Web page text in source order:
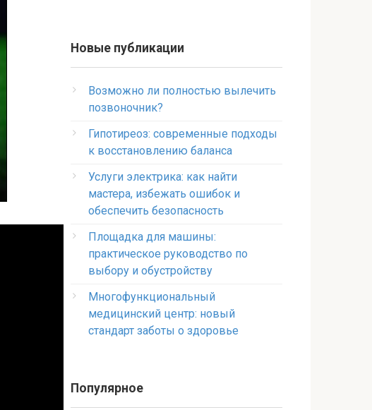
Новые публикации
Возможно ли полностью вылечить
позвоночник?
Гипотиреоз: современные подходы
к восстановлению баланса
Услуги электрика: как найти
мастера, избежать ошибок и
обеспечить безопасность
Площадка для машины:
практическое руководство по
выбору и обустройству
Многофункциональный
медицинский центр: новый
стандарт заботы о здоровье
Популярное